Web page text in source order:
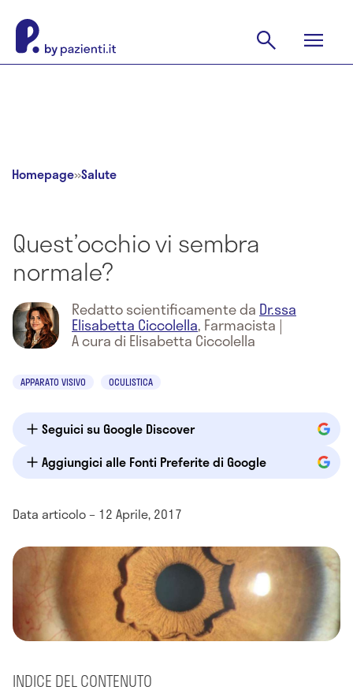
Homepage»Salute
Quest’occhio vi sembra
normale?
Redatto scientificamente da Dr.ssa
Elisabetta Ciccolella, Farmacista |
A cura di Elisabetta Ciccolella
APPARATO VISIVO OCULISTICA
Seguici su Google Discover
Aggiungici alle Fonti Preferite di Google
Data articolo – 12 Aprile, 2017
INDICE DEL CONTENUTO